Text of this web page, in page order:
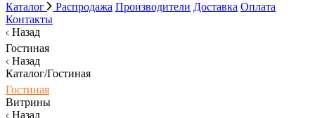
Каталог Распродажа Производители Доставка Оплата
Контакты
Назад
Гостиная
Назад
Каталог/Гостиная
Гостиная
Витрины
Назад